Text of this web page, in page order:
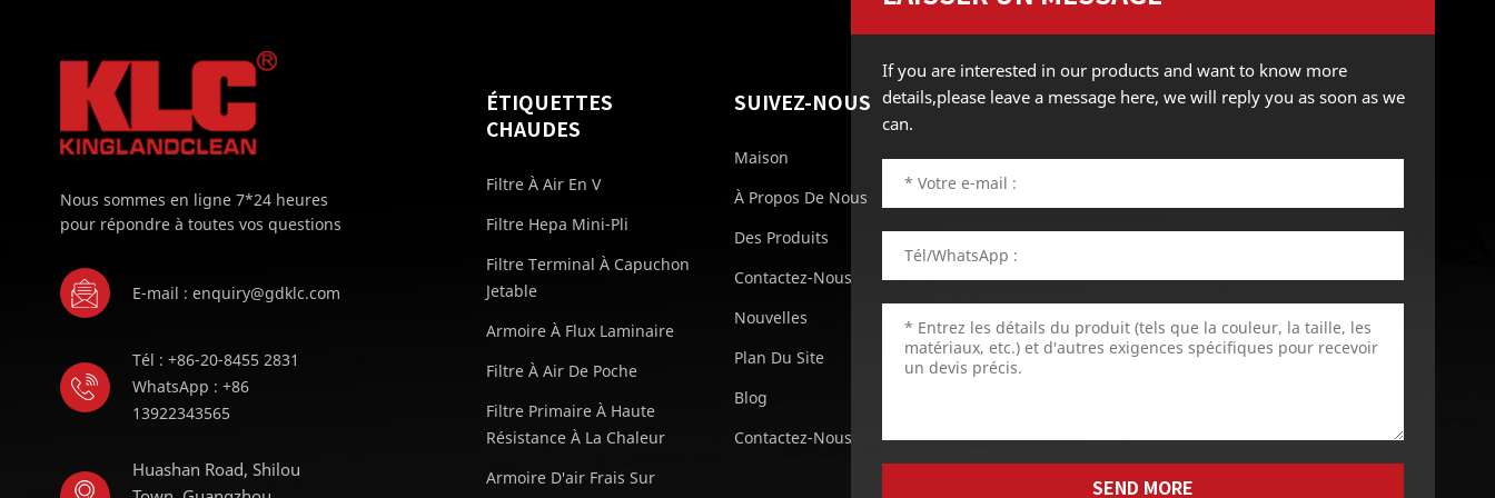
Nous sommes en ligne 7*24 heures
pour répondre à toutes vos questions
E-mail : enquiry@gdklc.com
Tél : +86-20-8455 2831
WhatsApp : +86
13922343565
Huashan Road, Shilou
ÉTIQUETTES
CHAUDES
Filtre À Air En V
Filtre Hepa Mini-Pli
Filtre Terminal À Capuchon
Jetable
Armoire À Flux Laminaire
Filtre À Air De Poche
Filtre Primaire À Haute
Résistance À La Chaleur
Armoire D'air Frais Sur
SUIVEZ-NOUS
Maison
À Propos De Nous
Des Produits
Contactez-Nous
Nouvelles
Plan Du Site
Blog
Contactez-Nous
If you are interested in our products and want to know more
details,please leave a message here, we will reply you as soon as we
can.
SEND MORE